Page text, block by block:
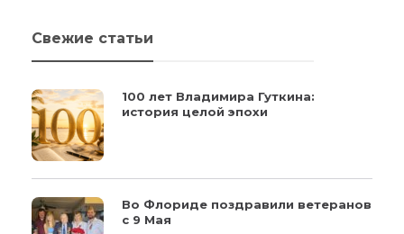
Свежие статьи
100 лет Владимира Гуткина:
история целой эпохи
Во Флориде поздравили ветеранов
с 9 Мая